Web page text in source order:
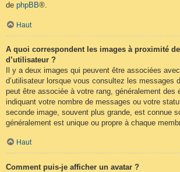
de phpBB®.
Haut
A quoi correspondent les images à proximité
d’utilisateur ?
Il y a deux images qui peuvent être associées
d’utilisateur lorsque vous consultez les messages
peut être associée à votre rang, généralement des
indiquant votre nombre de messages ou votre
seconde image, souvent plus grande, est connue
généralement est unique ou propre à chaque
Haut
Comment puis-je afficher un avatar ?